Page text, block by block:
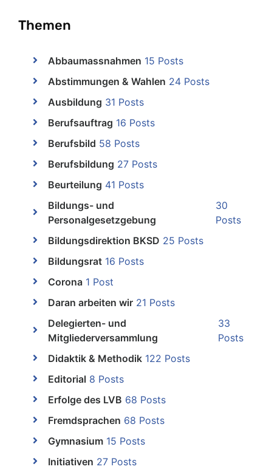
Themen
Abbaumassnahmen 15 Posts
Abstimmungen & Wahlen 24 Posts
Ausbildung 31 Posts
Berufsauftrag 16 Posts
Berufsbild 58 Posts
Berufsbildung 27 Posts
Beurteilung 41 Posts
Bildungs- und
Personalgesetzgebung
30
Posts
Bildungsdirektion BKSD 25 Posts
Bildungsrat 16 Posts
Corona 1 Post
Daran arbeiten wir 21 Posts
Delegierten- und
Mitgliederversammlung
33
Posts
Didaktik & Methodik 122 Posts
Editorial 8 Posts
Erfolge des LVB 68 Posts
Fremdsprachen 68 Posts
Gymnasium 15 Posts
Initiativen 27 Posts